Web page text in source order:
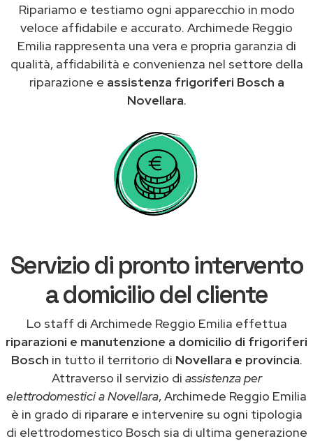
Ripariamo e testiamo ogni apparecchio in modo
veloce affidabile e accurato. Archimede Reggio
Emilia rappresenta una vera e propria garanzia di
qualità, affidabilità e convenienza nel settore della
riparazione e assistenza frigoriferi Bosch a
Novellara.
Servizio di pronto intervento
a domicilio del cliente
Lo staff di Archimede Reggio Emilia effettua
riparazioni e manutenzione a domicilio di frigoriferi
Bosch in tutto il territorio di Novellara e provincia.
Attraverso il servizio di assistenza per
elettrodomestici a Novellara, Archimede Reggio Emilia
è in grado di riparare e intervenire su ogni tipologia
di elettrodomestico Bosch sia di ultima generazione